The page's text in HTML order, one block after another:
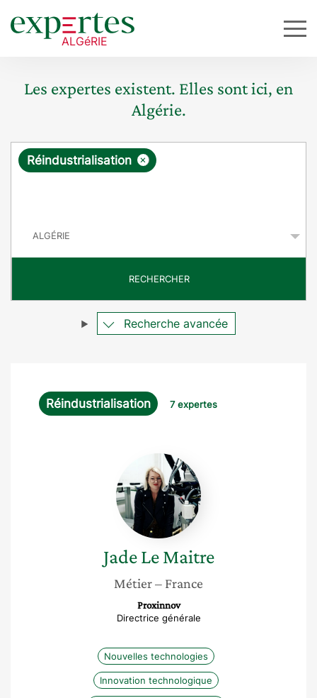
Les expertes existent. Elles sont ici, en
Algérie.
R
ê
e
×
Réindustrialisation
RECHERCHER
Recherche avancée
Réindustrialisation 7 expertes
Jade
Le
Maitre
Jade Le Maitre
Métier– France
Proxinnov
Directrice générale
Nouvelles technologies
Innovation technologique